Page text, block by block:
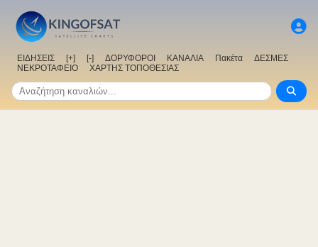
ΕΙΔΗΣΕΙΣ [+] [-] ΔΟΡΥΦΟΡΟΙ ΚΑΝΑΛΙΑ Πακέτα
ΔΕΣΜΕΣ
ΝΕΚΡΟΤΑΦΕΙΟ
ΧΑΡΤΗΣ ΤΟΠΟΘΕΣΙΑΣ